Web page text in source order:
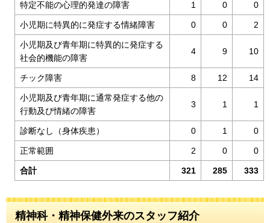
特定不能の心理的発達の障害 1 0 0
小児期に特異的に発症する情緒障害 0 0 2
小児期及び青年期に特異的に発症する
社会的機能の障害
4 9 10
チック障害 8 12 14
小児期及び青年期に通常発症する他の
行動及び情緒の障害
3 1 1
診断なし（身体疾患） 0 1 0
正常範囲 2 0 0
合計 321 285 333
精神科・精神保健外来のスタッフ紹介